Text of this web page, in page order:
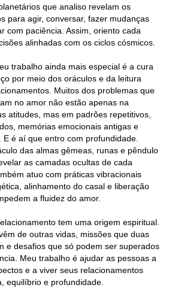
que analiso revelam os
para agir, conversar, fazer mudanças
com paciência. Assim, oriento cada
alinhadas com os ciclos cósmicos.
trabalho ainda mais especial é a cura
por meio dos oráculos e da leitura
Muitos dos problemas que
no amor não estão apenas na
atitudes, mas em padrões repetitivos,
memórias emocionais antigas e
E é aí que entro com profundidade.
das almas gêmeas, runas e pêndulo
as camadas ocultas de cada
atuo com práticas vibracionais
alinhamento do casal e liberação
a fluidez do amor.
tem uma origem espiritual.
de outras vidas, missões que duas
e desafios que só podem ser superados
Meu trabalho é ajudar as pessoas a
e a viver seus relacionamentos
equilíbrio e profundidade.